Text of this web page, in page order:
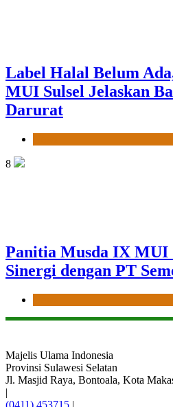
Label Halal Belum
MUI Sulsel Jelaskan
Darurat
8
Panitia Musda IX MUI
Sinergi dengan PT
Majelis Ulama Indonesia
Provinsi Sulawesi Selatan
Jl. Masjid Raya, Bontoala, Kota
|
(0411) 453715 |